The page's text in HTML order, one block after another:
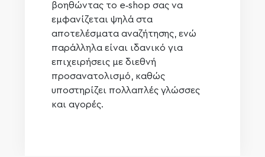
βοηθώντας το e‑shop σας να
εμφανίζεται ψηλά στα
αποτελέσματα αναζήτησης, ενώ
παράλληλα είναι ιδανικό για
επιχειρήσεις με διεθνή
προσανατολισμό, καθώς
υποστηρίζει πολλαπλές γλώσσες
και αγορές.